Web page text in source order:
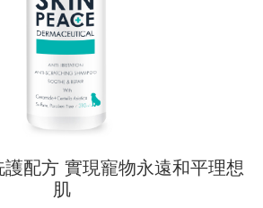
配方 實現寵物永遠和平理想
肌